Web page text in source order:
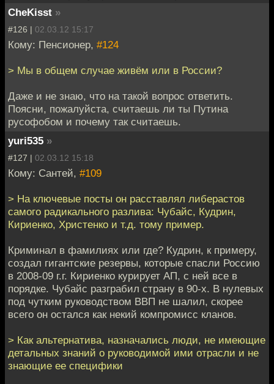
CheKisst »
#126 | 02.03.12 15:17
Кому: Пенсионер, #124
> Мы в общем случае живём или в России?
Даже и не знаю, что на такой вопрос ответить.
Поясни, пожалуйста, считаешь ли ты Путина
русофобом и почему так считаешь.
yuri535 »
#127 | 02.03.12 15:18
Кому: Сантей, #109
> На ключевые посты он расставлял либерастов
самого радикального разлива: Чубайс, Кудрин,
Кириенко, Христенко и т.д. тому пример.
Криминал в фамилиях или где? Кудрин, к примеру,
создал гигантские резервы, которые спасли Россию
в 2008-09 г.г. Кириенко курирует АП, с ней все в
порядке. Чубайс разграбил страну в 90-х. В нулевых
под чутким руководством ВВП не шалил, скорее
всего он остался как некий компромисс кланов.
> Как альтернатива, назначались люди, не имеющие
детальных знаний о руководимой ими отрасли и не
знающие ее специфики